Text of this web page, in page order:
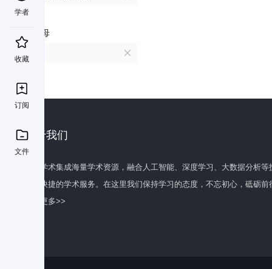
学者
收藏
订阅
文件
首字母
关于我们
百度学术集成海量学术资源，融合人工智能、深度学习、大数据分析
全面快捷的学术服务。在这里我们保持学习的态度，不忘初心，砥砺前
了解更多>>